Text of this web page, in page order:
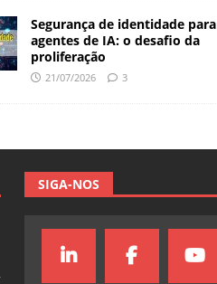
Segurança de identidade para
agentes de IA: o desafio da
proliferação
21/07/2026 3
SIGA-NOS